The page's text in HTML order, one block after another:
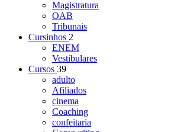
Magistratura
OAB
Tribunais
Cursinhos 2
ENEM
Vestibulares
Cursos 39
adulto
Afiliados
cinema
Coaching
confeitaria